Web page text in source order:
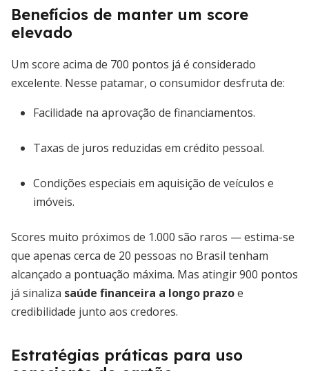
Benefícios de manter um score
elevado
Um score acima de 700 pontos já é considerado
excelente. Nesse patamar, o consumidor desfruta de:
Facilidade na aprovação de financiamentos.
Taxas de juros reduzidas em crédito pessoal.
Condições especiais em aquisição de veículos e
imóveis.
Scores muito próximos de 1.000 são raros — estima-se
que apenas cerca de 20 pessoas no Brasil tenham
alcançado a pontuação máxima. Mas atingir 900 pontos
já sinaliza saúde financeira a longo prazoe
credibilidade junto aos credores.
Estratégias práticas para uso